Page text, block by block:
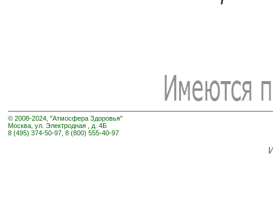
© 2008-2024, "Атмосфера Здоровья"
Москва, ул. Электродная , д. 4Б
8 (495) 374-50-97, 8 (800) 555-40-97